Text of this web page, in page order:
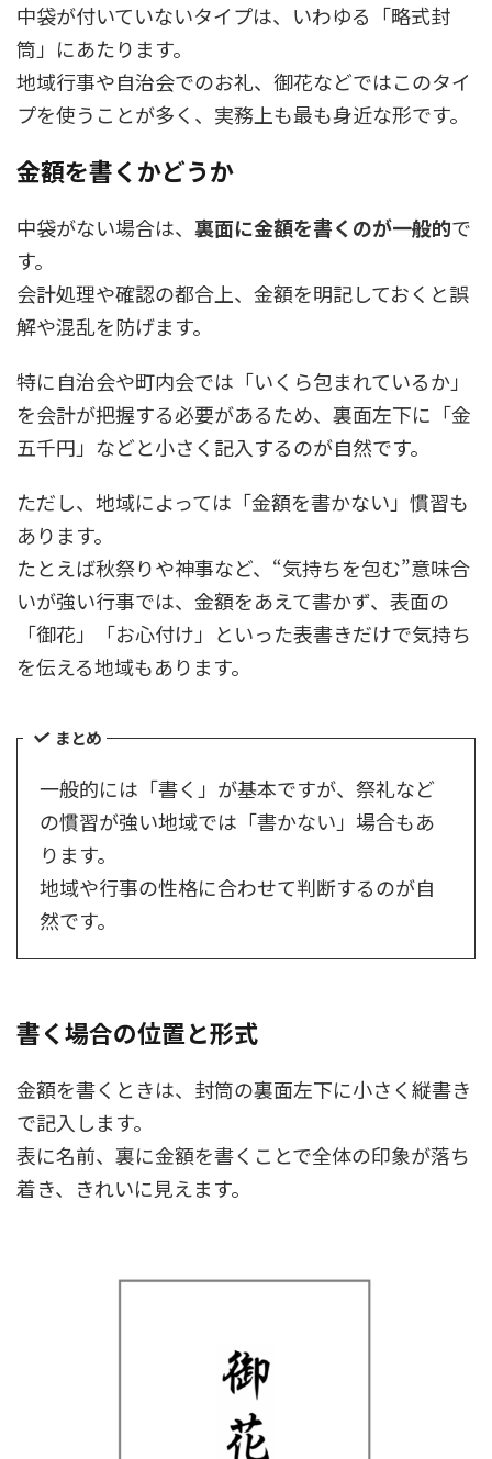
中袋が付いていないタイプは、いわゆる「略式封
筒」にあたります。
地域行事や自治会でのお礼、御花などではこのタイ
プを使うことが多く、実務上も最も身近な形です。
金額を書くかどうか
中袋がない場合は、 裏面に金額を書くのが一般的で
す。
会計処理や確認の都合上、金額を明記しておくと誤
解や混乱を防げます。
特に自治会や町内会では「いくら包まれているか」
を会計が把握する必要があるため、裏面左下に「金
五千円」などと小さく記入するのが自然です。
ただし、地域によっては「金額を書かない」慣習も
あります。
たとえば秋祭りや神事など、“気持ちを包む”意味合
いが強い行事では、金額をあえて書かず、表面の
「御花」「お心付け」といった表書きだけで気持ち
を伝える地域もあります。
まとめ
一般的には「書く」が基本ですが、祭礼など
の慣習が強い地域では「書かない」場合もあ
ります。
地域や行事の性格に合わせて判断するのが自
然です。
書く場合の位置と形式
金額を書くときは、封筒の裏面左下に小さく縦書き
で記入します。
表に名前、裏に金額を書くことで全体の印象が落ち
着き、きれいに見えます。